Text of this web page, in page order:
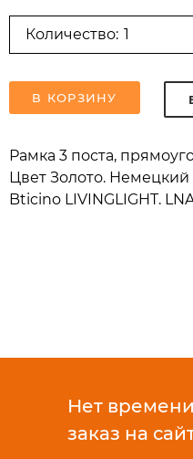
Количество:
В КОРЗИНУ
Рамка 3 поста,
Цвет Золото. Немецкий
Bticino LIVINGLIGHT.
Нет
заказ на